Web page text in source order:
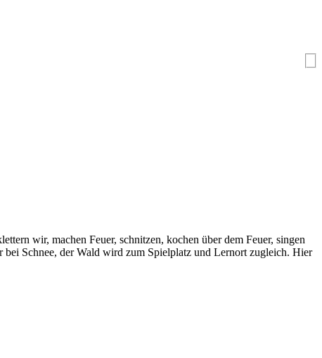
wir, machen Feu­er, schnit­zen, kochen über dem Feu­er, sin­gen
bei Schnee, der Wald wird zum Spiel­platz und Lern­ort zugleich. Hier